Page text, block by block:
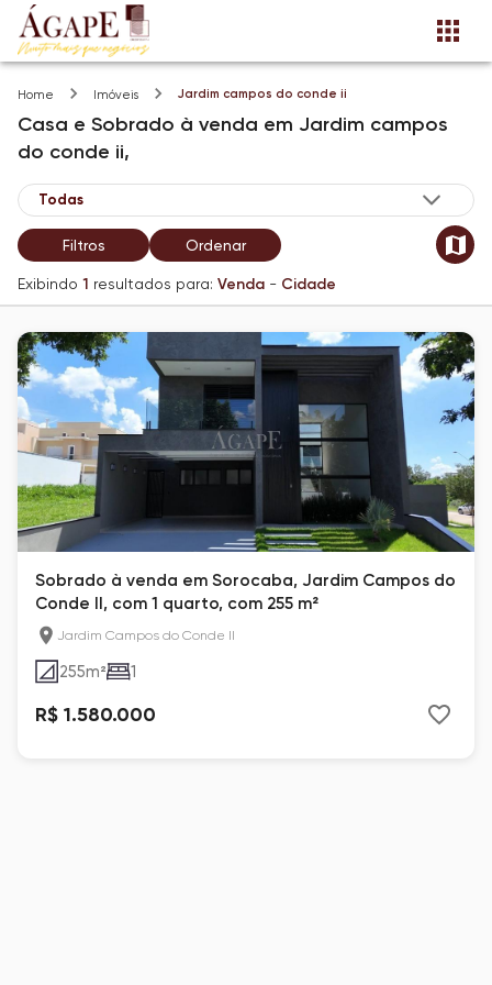
Home Imóveis Jardim campos do conde ii
Casa e Sobrado à venda em Jardim campos
do conde ii,
Filtros Ordenar
Exibindo 1 resultados para: Venda - Cidade
Sobrado à venda em Sorocaba, Jardim Campos do
Conde II, com 1 quarto, com 255 m²
Jardim Campos do Conde II
255m² 1
R$ 1.580.000